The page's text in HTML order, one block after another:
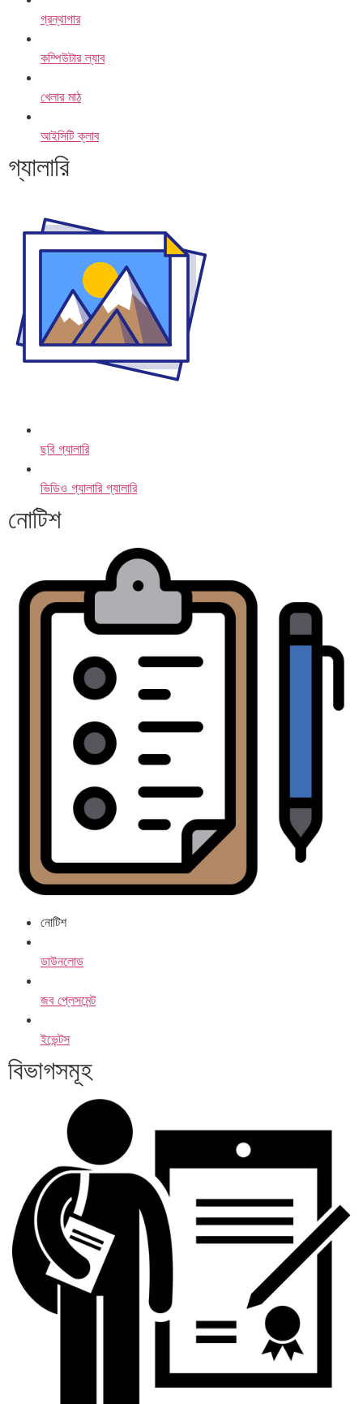
গ্রন্থাগার
কম্পিউটার ল্যাব
খেলার মাঠ
আইসিটি ক্লাব
গ্যালারি
ছবি গ্যালারি
ভিডিও গ্যালারি গ্যালারি
নোটিশ
নোটিশ
ডাউনলোড
জব প্লেসমেন্ট
ইভেন্টস
বিভাগসমূহ